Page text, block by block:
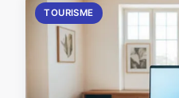
TOURISME